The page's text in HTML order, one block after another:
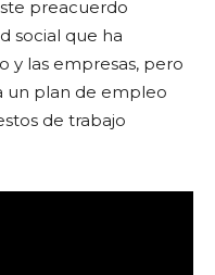
preacuerdo
social que ha
las empresas, pero
un plan de empleo
de trabajo